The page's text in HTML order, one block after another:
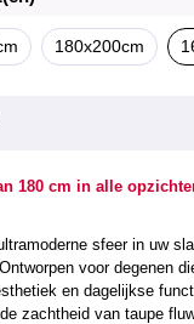
180x200cm
180 cm in alle
sfeer in uw
Ontworpen voor degenen
en dagelijkse
zachtheid van taupe